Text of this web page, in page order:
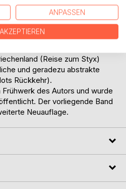
geben Einblick in die
Schülers (Physikstunde),
Erinnerung an das
Halbwüchsigen im Dritten
(Reise zum Styx)
und geradezu abstrakte
Rückkehr).
des Autors und wurde
Der vorliegende Band
Neuauflage.
ANPASSEN